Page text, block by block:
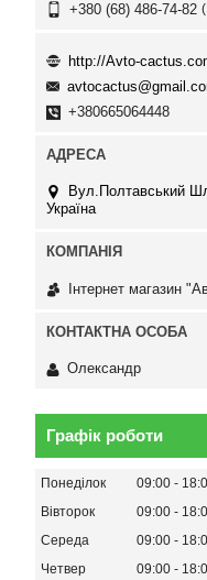
+380 (68) 486-74-82
http://Avto-
+380665064448
Вул.Полтавський
Україна
Інтернет магазин
Олександр
Графік роботи
Понеділок 09:00
Вівторок
09:00
Середа
09:00
Четвер
09:00